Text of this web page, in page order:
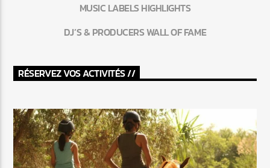
MUSIC LABELS HIGHLIGHTS
DJ’S & PRODUCERS WALL OF FAME
RÉSERVEZ VOS ACTIVITÉS //